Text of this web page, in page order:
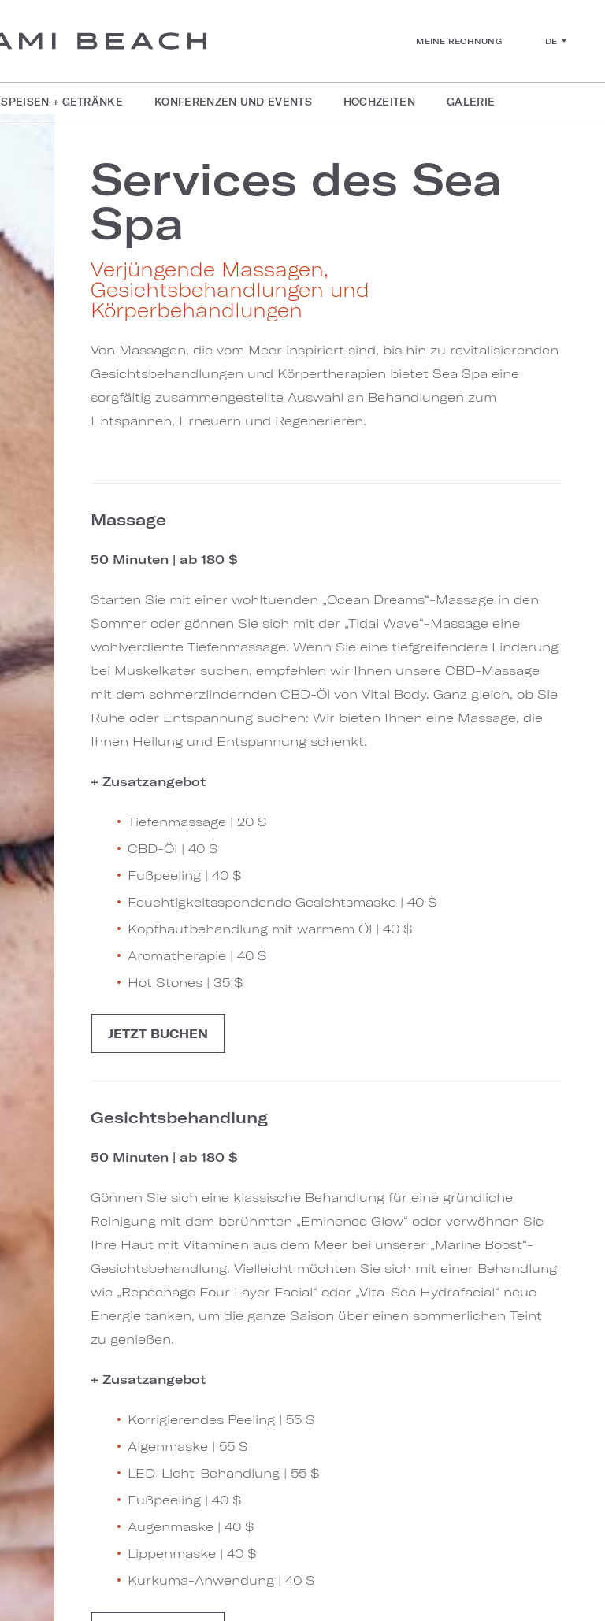
MEINE RECHNUNG DE
SPEISEN + GETRÄNKE KONFERENZEN UND EVENTS HOCHZEITEN GALERIE
Services des Sea
Spa
Verjüngende Massagen,
Gesichtsbehandlungen und
Körperbehandlungen
Von Massagen, die vom Meer inspiriert sind, bis hin zu revitalisierenden
Gesichtsbehandlungen und Körpertherapien bietet Sea Spa eine
sorgfältig zusammengestellte Auswahl an Behandlungen zum
Entspannen, Erneuern und Regenerieren.
Massage
50 Minuten | ab 180 $
Starten Sie mit einer wohltuenden „Ocean Dreams“-Massage in den
Sommer oder gönnen Sie sich mit der „Tidal Wave“-Massage eine
wohlverdiente Tiefenmassage. Wenn Sie eine tiefgreifendere Linderung
bei Muskelkater suchen, empfehlen wir Ihnen unsere CBD-Massage
mit dem schmerzlindernden CBD-Öl von Vital Body. Ganz gleich, ob Sie
Ruhe oder Entspannung suchen: Wir bieten Ihnen eine Massage, die
Ihnen Heilung und Entspannung schenkt.
+ Zusatzangebot
Tiefenmassage | 20 $
CBD-Öl | 40 $
Fußpeeling | 40 $
Feuchtigkeitsspendende Gesichtsmaske | 40 $
Kopfhautbehandlung mit warmem Öl | 40 $
Aromatherapie | 40 $
Hot Stones | 35 $
JETZT BUCHEN
Gesichtsbehandlung
50 Minuten | ab 180 $
Gönnen Sie sich eine klassische Behandlung für eine gründliche
Reinigung mit dem berühmten „Eminence Glow“ oder verwöhnen Sie
Ihre Haut mit Vitaminen aus dem Meer bei unserer „Marine Boost“-
Gesichtsbehandlung. Vielleicht möchten Sie sich mit einer Behandlung
wie „Repechage Four Layer Facial“ oder „Vita-Sea Hydrafacial“ neue
Energie tanken, um die ganze Saison über einen sommerlichen Teint
zu genießen.
+ Zusatzangebot
Korrigierendes Peeling | 55 $
Algenmaske​​​​​​​ | 55 $
LED-Licht-Behandlung | 55 $
Fußpeeling | 40 $
Augenmaske | 40 $
Lippenmaske​​​​​​​ | 40 $
Kurkuma-Anwendung | 40 $